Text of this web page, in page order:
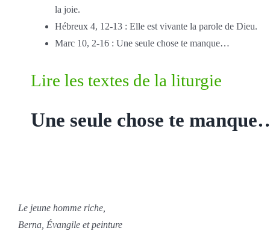
la joie.
Hébreux 4, 12-13 : Elle est vivante la parole de Dieu.
Marc 10, 2-16 : Une seule chose te manque…
Lire les textes de la liturgie
Une seule chose te
Le jeune homme riche,
Berna, Évangile et peinture